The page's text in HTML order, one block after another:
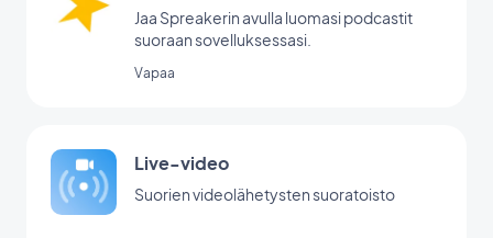
Jaa Spreakerin avulla luomasi podcastit
suoraan sovelluksessasi.
Vapaa
Live-video
Suorien videolähetysten suoratoisto